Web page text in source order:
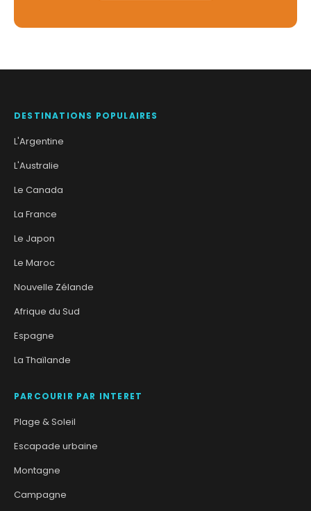
DESTINATIONS POPULAIRES
L'Argentine
L'Australie
Le Canada
La France
Le Japon
Le Maroc
Nouvelle Zélande
Afrique du Sud
Espagne
La Thaïlande
PARCOURIR PAR INTERET
Plage & Soleil
Escapade urbaine
Montagne
Campagne